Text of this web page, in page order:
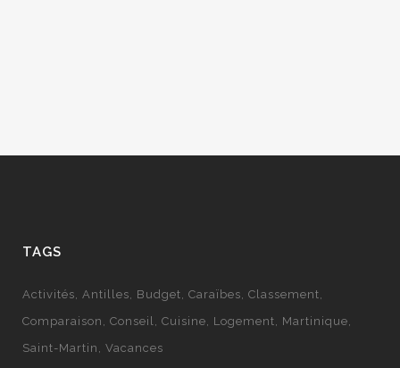
TAGS
Activités Antilles Budget Caraïbes Classement
Comparaison
Conseil Cuisine Logement
Martinique
Saint-Martin
Vacances